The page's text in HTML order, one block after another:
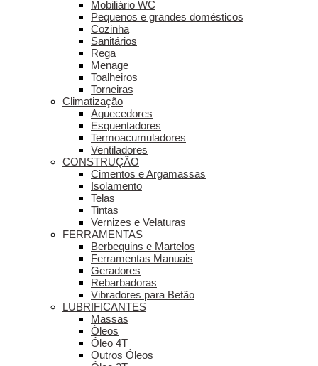
Mobiliário WC
Pequenos e grandes domésticos
Cozinha
Sanitários
Rega
Menage
Toalheiros
Torneiras
Climatização
Aquecedores
Esquentadores
Termoacumuladores
Ventiladores
CONSTRUÇÃO
Cimentos e Argamassas
Isolamento
Telas
Tintas
Vernizes e Velaturas
FERRAMENTAS
Berbequins e Martelos
Ferramentas Manuais
Geradores
Rebarbadoras
Vibradores para Betão
LUBRIFICANTES
Massas
Óleos
Óleo 4T
Outros Óleos